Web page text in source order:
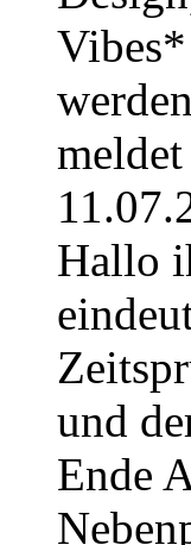
Hallo
und
Ende